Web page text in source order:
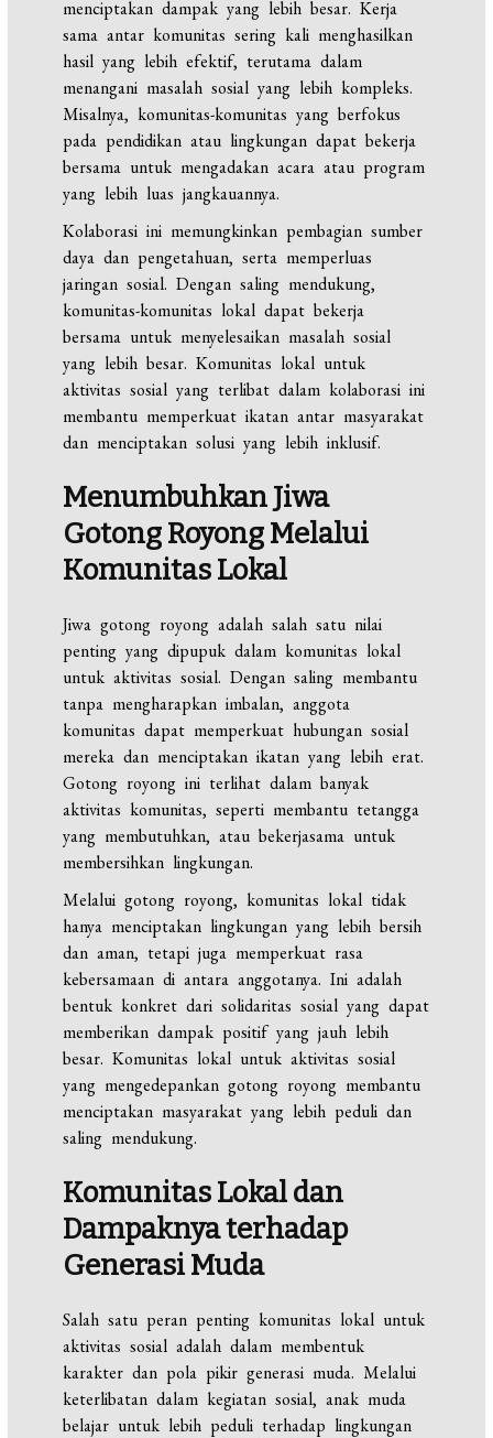
menciptakan dampak yang lebih besar. Kerja
sama antar komunitas sering kali menghasilkan
hasil yang lebih efektif, terutama dalam
menangani masalah sosial yang lebih kompleks.
Misalnya, komunitas-komunitas yang berfokus
pada pendidikan atau lingkungan dapat bekerja
bersama untuk mengadakan acara atau program
yang lebih luas jangkauannya.
Kolaborasi ini memungkinkan pembagian sumber
daya dan pengetahuan, serta memperluas
jaringan sosial. Dengan saling mendukung,
komunitas-komunitas lokal dapat bekerja
bersama untuk menyelesaikan masalah sosial
yang lebih besar. Komunitas lokal untuk
aktivitas sosial yang terlibat dalam kolaborasi ini
membantu memperkuat ikatan antar masyarakat
dan menciptakan solusi yang lebih inklusif.
Menumbuhkan Jiwa
Gotong Royong Melalui
Komunitas Lokal
Jiwa gotong royong adalah salah satu nilai
penting yang dipupuk dalam komunitas lokal
untuk aktivitas sosial. Dengan saling membantu
tanpa mengharapkan imbalan, anggota
komunitas dapat memperkuat hubungan sosial
mereka dan menciptakan ikatan yang lebih erat.
Gotong royong ini terlihat dalam banyak
aktivitas komunitas, seperti membantu tetangga
yang membutuhkan, atau bekerjasama untuk
membersihkan lingkungan.
Melalui gotong royong, komunitas lokal tidak
hanya menciptakan lingkungan yang lebih bersih
dan aman, tetapi juga memperkuat rasa
kebersamaan di antara anggotanya. Ini adalah
bentuk konkret dari solidaritas sosial yang dapat
memberikan dampak positif yang jauh lebih
besar. Komunitas lokal untuk aktivitas sosial
yang mengedepankan gotong royong membantu
menciptakan masyarakat yang lebih peduli dan
saling mendukung.
Komunitas Lokal dan
Dampaknya terhadap
Generasi Muda
Salah satu peran penting komunitas lokal untuk
aktivitas sosial adalah dalam membentuk
karakter dan pola pikir generasi muda. Melalui
keterlibatan dalam kegiatan sosial, anak muda
belajar untuk lebih peduli terhadap lingkungan